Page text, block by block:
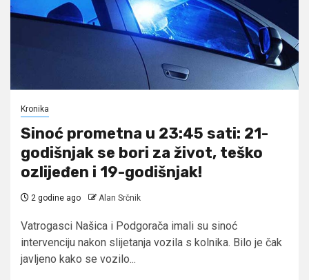
Kronika
Sinoć prometna u 23:45 sati: 21-
godišnjak se bori za život, teško
ozlijeđen i 19-godišnjak!
2 godine ago Alan Srčnik
Vatrogasci Našica i Podgorača imali su sinoć
intervenciju nakon slijetanja vozila s kolnika. Bilo je čak
javljeno kako se vozilo...